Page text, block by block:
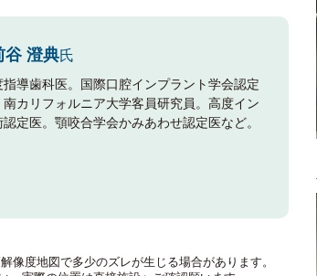
谷 澄典氏
導歯科医。国際口腔インプラント学会認定
南カリフォルニア大学客員研究員。高度イン
定医。顎咬合学会かみあわせ認定医など。
像度地図で多少のズレが生じる場合があります。